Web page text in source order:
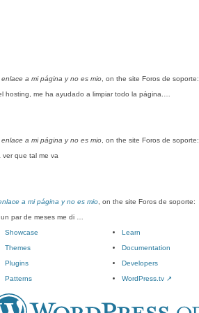
a mi página y no es mio , on the site Foros de soporte:
hosting, me ha ayudado a limpiar todo la página.…
a mi página y no es mio , on the site Foros de soporte:
ver que tal me va
a mi página y no es mio , on the site Foros de soporte:
par de meses me di …
Showcase
Themes
Plugins
Patterns
Learn
Documentation
Developers
WordPress.tv ↗